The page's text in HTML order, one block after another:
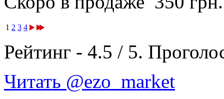
1 2 3 4
Рейтинг - 4.5 / 5.
Читать @ezo_market